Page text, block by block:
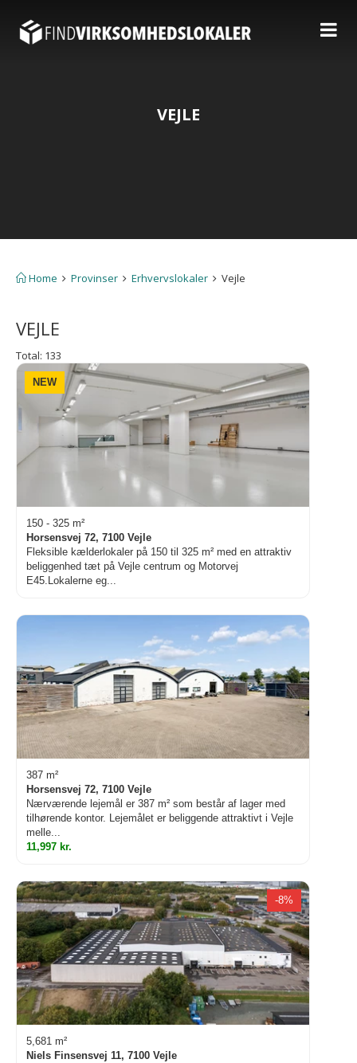
VEJLE
Home Provinser Erhvervslokaler Vejle
VEJLE
Total: 133
NEW
150 - 325 m²
Horsensvej 72, 7100 Vejle
Fleksible kælderlokaler på 150 til 325 m² med en attraktiv
beliggenhed tæt på Vejle centrum og Motorvej
E45.Lokalerne eg...
387 m²
Horsensvej 72, 7100 Vejle
Nærværende lejemål er 387 m² som består af lager med
tilhørende kontor. Lejemålet er beliggende attraktivt i Vejle
melle...
11,997 kr.
-8%
5,681 m²
Niels Finsensvej 11, 7100 Vejle